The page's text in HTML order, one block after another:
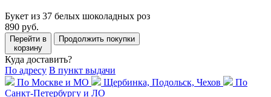
Букет из 37 белых шоколадных роз
890 руб.
Перейти в
корзину
Продолжить покупки
Куда доставить?
По адресу В пункт выдачи
По Москве и МО
Щербинка, Подольск, Чехов
По
Санкт-Петербургу и ЛО